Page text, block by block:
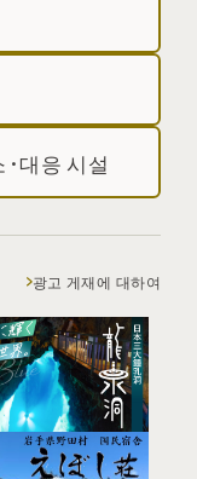
대응 시설
광고 게재에 대하여